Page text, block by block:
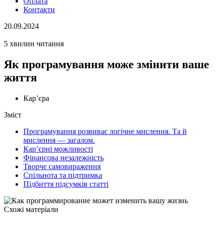
Контакти
20.09.2024
5 хвилин читання
Як програмування може змінити ваше
життя
Кар’єра
Зміст
Програмування розвиває логічне мислення. Та й
мислення — загалом.
Кар’єрні можливості
Фінансова незалежність
Творче самовираження
Спільнота та підтримка
Підбиття підсумків статті
Схожі матеріали